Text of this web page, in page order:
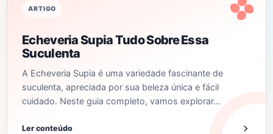
ARTIGO
Echeveria Supia Tudo Sobre Essa
Suculenta
A Echeveria Supia é uma variedade fascinante de
suculenta, apreciada por sua beleza única e fácil
cuidado. Neste guia completo, vamos explorar…
Ler conteúdo